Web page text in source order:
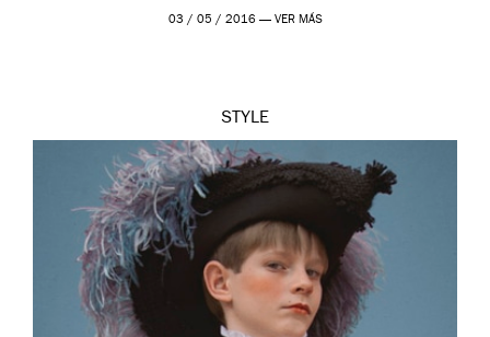
03 / 05 / 2016 — VER MÁS
STYLE